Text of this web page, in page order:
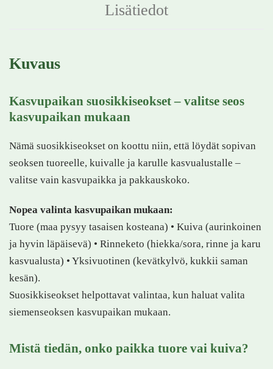
Lisätiedot
Kuvaus
Kasvupaikan suosikkiseokset – valitse seos
kasvupaikan mukaan
Nämä suosikkiseokset on koottu niin, että löydät sopivan
seoksen tuoreelle, kuivalle ja karulle kasvualustalle –
valitse vain kasvupaikka ja pakkauskoko.
Nopea valinta kasvupaikan mukaan:
Tuore (maa pysyy tasaisen kosteana) • Kuiva (aurinkoinen
ja hyvin läpäisevä) • Rinneketo (hiekka/sora, rinne ja karu
kasvualusta) • Yksivuotinen (kevätkylvö, kukkii saman
kesän).
Suosikkiseokset helpottavat valintaa, kun haluat valita
siemenseoksen kasvupaikan mukaan.
Mistä tiedän, onko paikka tuore vai kuiva?